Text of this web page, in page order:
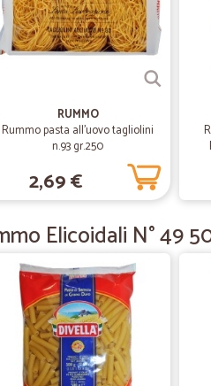
—Claudia C.
Esperienza molto positiva
ottimo servizio,puntualità e
ottimo servizio,puntualità e precisione
—Daniela Z.
ottima esperienza!
ottima esperienza!
—Salvatore G.
RUMMO
Rummo pasta all'uovo tagliolini
n.93 gr.250
2,69 €
Elicoidali N° 49